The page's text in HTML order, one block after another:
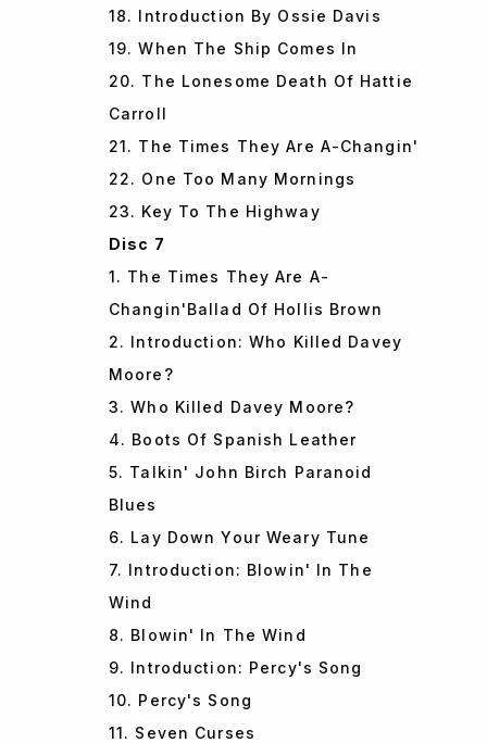
18. Introduction By Ossie Davis
19. When The Ship Comes In
20. The Lonesome Death Of Hattie
Carroll
21. The Times They Are A-Changin'
22. One Too Many Mornings
23. Key To The Highway
Disc 7
1. The Times They Are A-
Changin'Ballad Of Hollis Brown
2. Introduction: Who Killed Davey
Moore?
3. Who Killed Davey Moore?
4. Boots Of Spanish Leather
5. Talkin' John Birch Paranoid
Blues
6. Lay Down Your Weary Tune
7. Introduction: Blowin' In The
Wind
8. Blowin' In The Wind
9. Introduction: Percy's Song
10. Percy's Song
11. Seven Curses